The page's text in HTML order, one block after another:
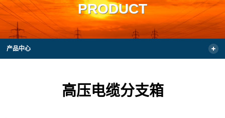
产品中心
PRODUCT
高压电缆分支箱